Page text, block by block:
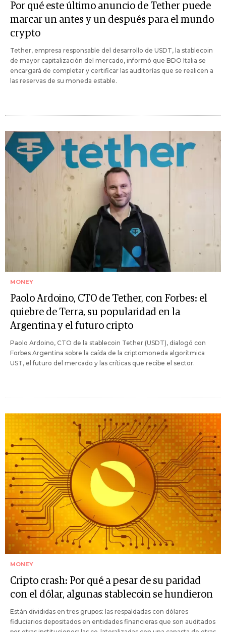
Por qué este último anuncio de Tether puede
marcar un antes y un después para el mundo
crypto
Tether, empresa responsable del desarrollo de USDT, la stablecoin
de mayor capitalización del mercado, informó que BDO Italia se
encargará de completar y certificar las auditorías que se realicen a
las reservas de su moneda estable.
MONEY
Paolo Ardoino, CTO de Tether, con Forbes: el
quiebre de Terra, su popularidad en la
Argentina y el futuro cripto
Paolo Ardoino, CTO de la stablecoin Tether (USDT), dialogó con
Forbes Argentina sobre la caída de la criptomoneda algorítmica
UST, el futuro del mercado y las críticas que recibe el sector.
MONEY
Cripto crash: Por qué a pesar de su paridad
con el dólar, algunas stablecoin se hundieron
Están divididas en tres grupos: las respaldadas con dólares
fiduciarios depositados en entidades financieras que son auditados